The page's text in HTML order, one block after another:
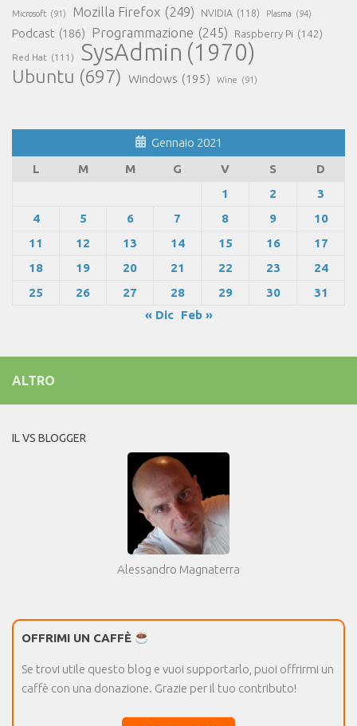
Microsoft (91) Mozilla Firefox (249) NVIDIA (118) Plasma (94)
Podcast (186) Programmazione (245) Raspberry Pi (142)
Red Hat (111) SysAdmin (1970)
Ubuntu (697) Windows (195) Wine (91)
Gennaio 2021
L
M M G V S
D
1
2
3
4
5 6 7 8 9
10
11
12 13 14 15 16
17
18
19 20 21 22 23
24
25
26 27 28 29 30
31
« Dic
Feb »
ALTRO
IL VS BLOGGER
Alessandro Magnaterra
OFFRIMI UN CAFFÈ
Se trovi utile questo blog e vuoi supportarlo, puoi offrirmi un
caffè con una donazione. Grazie per il tuo contributo!